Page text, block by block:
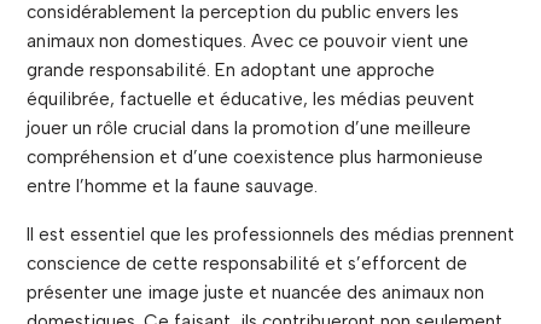
considérablement la perception du public envers les
animaux non domestiques. Avec ce pouvoir vient une
grande responsabilité. En adoptant une approche
équilibrée, factuelle et éducative, les médias peuvent
jouer un rôle crucial dans la promotion d’une meilleure
compréhension et d’une coexistence plus harmonieuse
entre l’homme et la faune sauvage.
Il est essentiel que les professionnels des médias prennent
conscience de cette responsabilité et s’efforcent de
présenter une image juste et nuancée des animaux non